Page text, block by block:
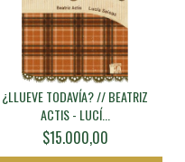
¿LLUEVE TODAVÍA? // BEATRIZ
ACTIS - LUCÍ...
$15.000,00